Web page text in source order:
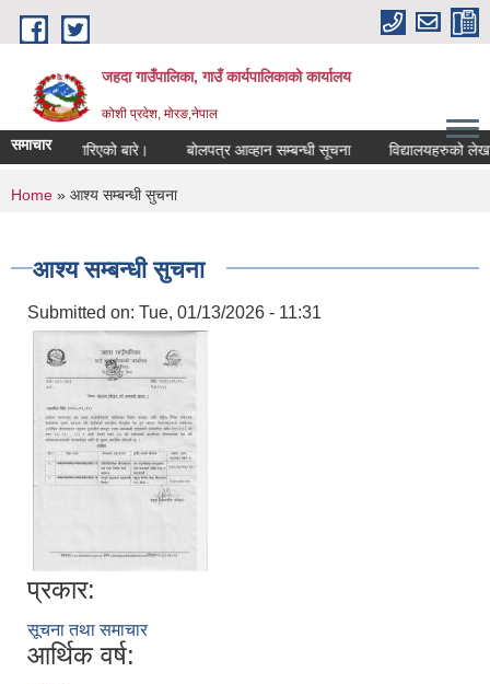
Skip to main content
जहदा गाउँपालिका, गाउँ कार्यपालिकाको कार्यालय
कोशी प्रदेश, मोरङ,नेपाल
समाचार
प्रकाशन गरिएको बारे। बोलपत्र आव्हान सम्बन्धी सूचना विद्यालयहरुको
You are here
Home » आश्य सम्बन्धी सुचना
आश्य सम्बन्धी सुचना
Submitted on: Tue, 01/13/2026 - 11:31
प्रकार:
सूचना तथा समाचार
आर्थिक वर्ष: